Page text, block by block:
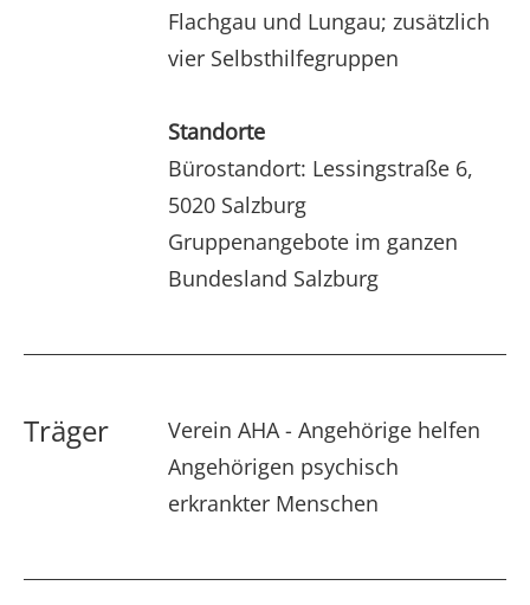
Flachgau und Lungau; zusätzlich
vier Selbsthilfegruppen
Standorte
Bürostandort: Lessingstraße 6,
5020 Salzburg
Gruppenangebote im ganzen
Bundesland Salzburg
Träger
Verein AHA - Angehörige helfen
Angehörigen psychisch
erkrankter Menschen